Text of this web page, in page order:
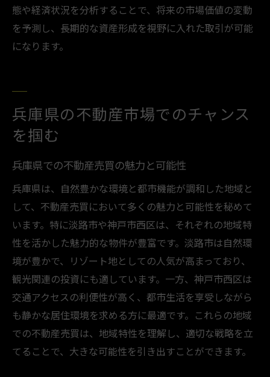
態や経済状況を分析することで、将来の市場価値の変動
を予測し、長期的な資産形成を視野に入れた取引が可能
になります。
兵庫県の不動産市場でのチャンス
を掴む
兵庫県での不動産売買の魅力と可能性
兵庫県は、自然豊かな環境と都市機能が調和した地域と
して、不動産売買において多くの魅力と可能性を秘めて
います。特に淡路市や神戸市西区は、それぞれの地域特
性を活かした魅力的な物件が豊富です。淡路市は自然環
境が豊かで、リゾート地としての人気が高まっており、
観光関連の投資にも適しています。一方、神戸市西区は
交通アクセスの利便性が高く、都市生活を享受しながら
も静かな居住環境を求める方に最適です。これらの地域
での不動産売買は、地域特性を理解し、適切な戦略を立
てることで、大きな可能性を引き出すことができます。